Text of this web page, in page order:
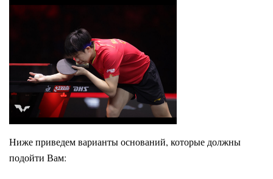
Ниже приведем варианты оснований, которые должны
подойти Вам: